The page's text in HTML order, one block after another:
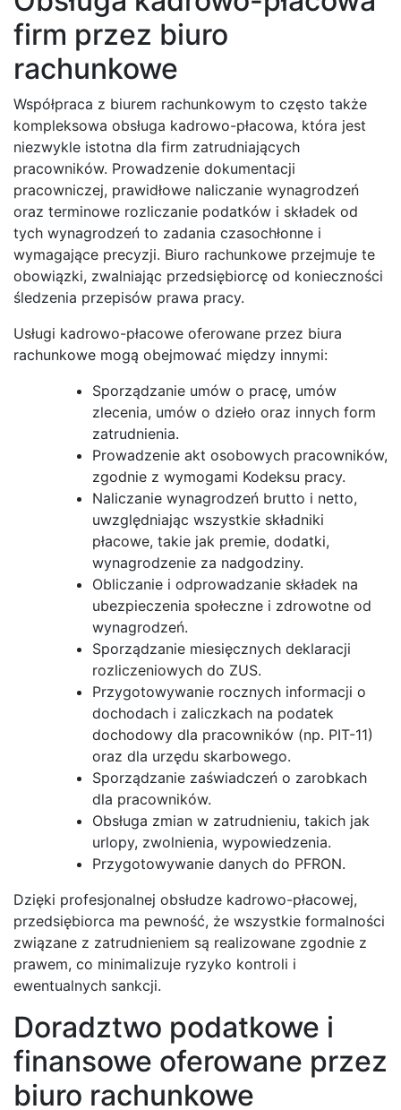
firm przez biuro
rachunkowe
Współpraca z biurem rachunkowym to często także
kompleksowa obsługa kadrowo-płacowa, która jest
niezwykle istotna dla firm zatrudniających
pracowników. Prowadzenie dokumentacji
pracowniczej, prawidłowe naliczanie wynagrodzeń
oraz terminowe rozliczanie podatków i składek od
tych wynagrodzeń to zadania czasochłonne i
wymagające precyzji. Biuro rachunkowe przejmuje te
obowiązki, zwalniając przedsiębiorcę od konieczności
śledzenia przepisów prawa pracy.
Usługi kadrowo-płacowe oferowane przez biura
rachunkowe mogą obejmować między innymi:
Sporządzanie umów o pracę, umów
zlecenia, umów o dzieło oraz innych form
zatrudnienia.
Prowadzenie akt osobowych pracowników,
zgodnie z wymogami Kodeksu pracy.
Naliczanie wynagrodzeń brutto i netto,
uwzględniając wszystkie składniki
płacowe, takie jak premie, dodatki,
wynagrodzenie za nadgodziny.
Obliczanie i odprowadzanie składek na
ubezpieczenia społeczne i zdrowotne od
wynagrodzeń.
Sporządzanie miesięcznych deklaracji
rozliczeniowych do ZUS.
Przygotowywanie rocznych informacji o
dochodach i zaliczkach na podatek
dochodowy dla pracowników (np. PIT-11)
oraz dla urzędu skarbowego.
Sporządzanie zaświadczeń o zarobkach
dla pracowników.
Obsługa zmian w zatrudnieniu, takich jak
urlopy, zwolnienia, wypowiedzenia.
Przygotowywanie danych do PFRON.
Dzięki profesjonalnej obsłudze kadrowo-płacowej,
przedsiębiorca ma pewność, że wszystkie formalności
związane z zatrudnieniem są realizowane zgodnie z
prawem, co minimalizuje ryzyko kontroli i
ewentualnych sankcji.
Doradztwo podatkowe i
finansowe oferowane przez
biuro rachunkowe